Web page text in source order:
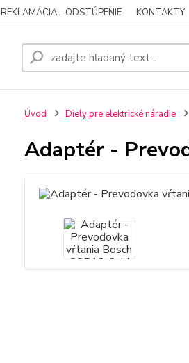
REKLAMÁCIA - ODSTÚPENIE KONTAKTY
Úvod Diely pre elektrické náradie
Adaptér -